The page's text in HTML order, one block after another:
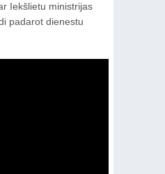
Iekšlietu ministrijas
padarot dienestu